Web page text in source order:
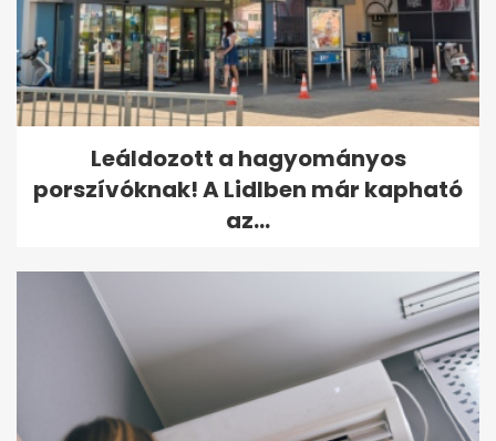
Leáldozott a hagyományos
porszívóknak! A Lidlben már kapható
az...